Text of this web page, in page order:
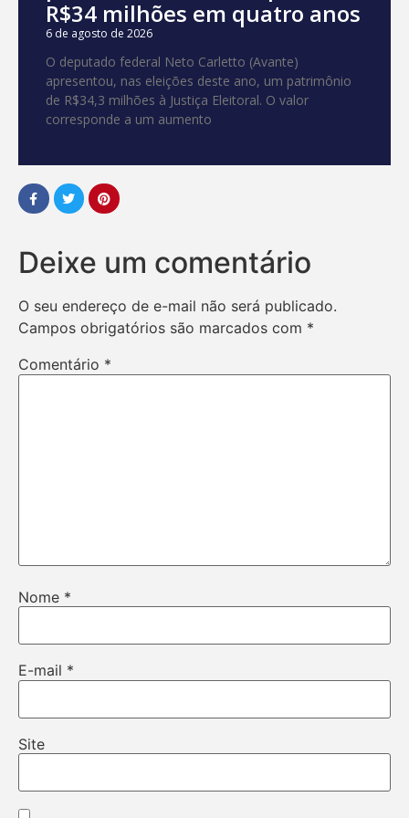
R$34 milhões em quatro anos
6 de agosto de 2026
O deputado federal Neto Carletto (Avante)
apresentou, nas eleições deste ano, um patrimônio
de R$34,3 milhões à Justiça Eleitoral. O valor
corresponde a um aumento
Deixe um comentário
O seu endereço de e-mail não será publicado.
Campos obrigatórios são marcados com *
Comentário *
Nome *
E-mail *
Site